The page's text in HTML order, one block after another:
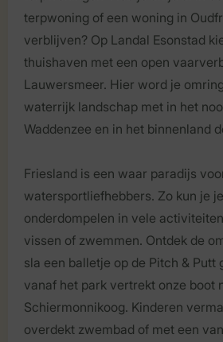
terpwoning of een woning in
verblijven? Op Landal Esonstad
thuishaven met een open
Lauwersmeer. Hier word je
waterrijk landschap met in het
Waddenzee en in het binnenland
Friesland is een waar paradijs
watersportliefhebbers. Zo kun je
onderdompelen in vele
vissen of zwemmen. Ontdek de
sla een balletje op de Pitch & Putt
vanaf het park vertrekt onze boot
Schiermonnikoog. Kinderen
overdekt zwembad of met een